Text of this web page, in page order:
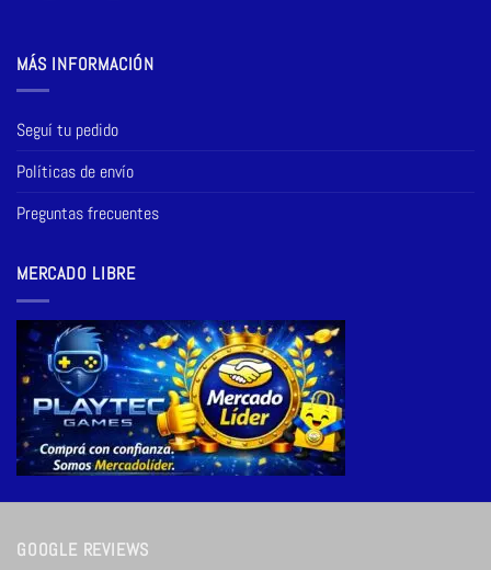
MÁS INFORMACIÓN
Seguí tu pedido
Políticas de envío
Preguntas frecuentes
MERCADO LIBRE
GOOGLE REVIEWS